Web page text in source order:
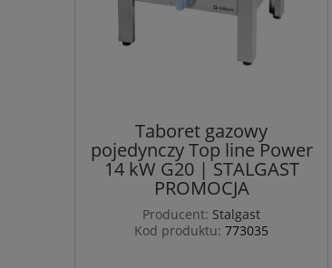
Taboret gazowy
pojedynczy Top line Power
14 kW G20 | STALGAST
PROMOCJA
Producent: Stalgast
Kod produktu: 773035